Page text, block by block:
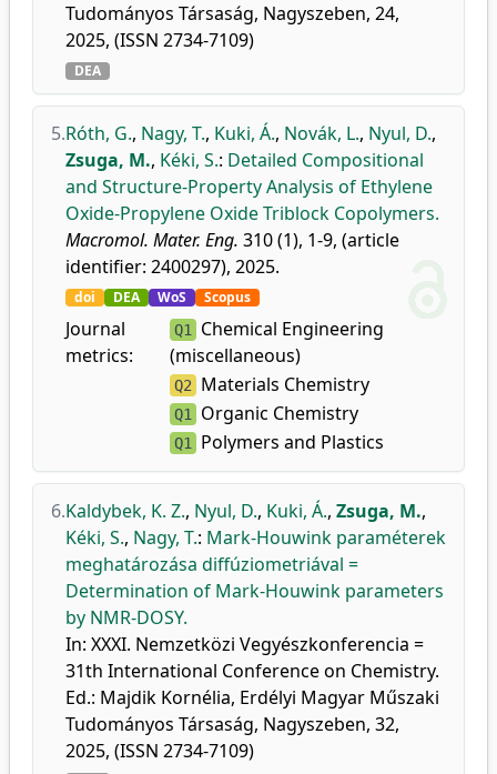
Tudományos Társaság, Nagyszeben, 24,
2025, (ISSN 2734-7109)
DEA
5.Róth, G., Nagy, T., Kuki, Á., Novák, L., Nyul, D.,
Zsuga, M., Kéki, S.: Detailed Compositional
and Structure-Property Analysis of Ethylene
Oxide-Propylene Oxide Triblock Copolymers.
Macromol. Mater. Eng. 310 (1), 1-9, (article
identifier: 2400297), 2025.
doi DEA WoS Scopus
Journal
metrics:
Q1
Chemical Engineering
(miscellaneous)
Q2 Materials Chemistry
Q1 Organic Chemistry
Q1 Polymers and Plastics
6.Kaldybek, K. Z., Nyul, D., Kuki, Á., Zsuga, M.,
Kéki, S., Nagy, T.: Mark-Houwink paraméterek
meghatározása diffúziometriával =
Determination of Mark-Houwink parameters
by NMR-DOSY.
In: XXXI. Nemzetközi Vegyészkonferencia =
31th International Conference on Chemistry.
Ed.: Majdik Kornélia, Erdélyi Magyar Műszaki
Tudományos Társaság, Nagyszeben, 32,
2025, (ISSN 2734-7109)